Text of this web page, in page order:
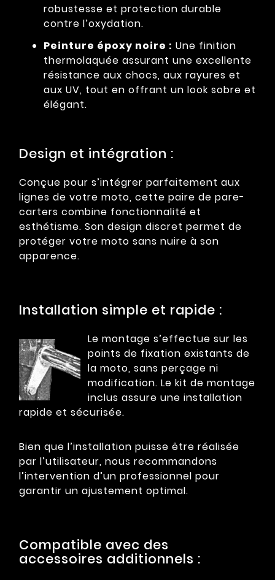
robustesse et protection durable
contre l’oxydation.
Peinture époxy noire : Une finition
thermolaquée assurant une excellente
résistance aux chocs, aux rayures et
aux UV, tout en offrant un look sobre et
élégant.
Design et intégration :
Conçue pour s’intégrer parfaitement aux
lignes de votre moto, cette paire de pare-
carters combine fonctionnalité et
esthétisme. Son design discret permet de
protéger votre moto sans nuire à son
apparence.
Installation simple et rapide :
Le montage s’effectue sur les
points de fixation existants de
la moto, sans perçage ni
modification. Le kit de montage
inclus assure une installation
rapide et sécurisée.
Bien que l’installation puisse être réalisée
par l’utilisateur, nous recommandons
l’intervention d’un professionnel pour
garantir un ajustement optimal.
Compatible avec des
accessoires additionnels :